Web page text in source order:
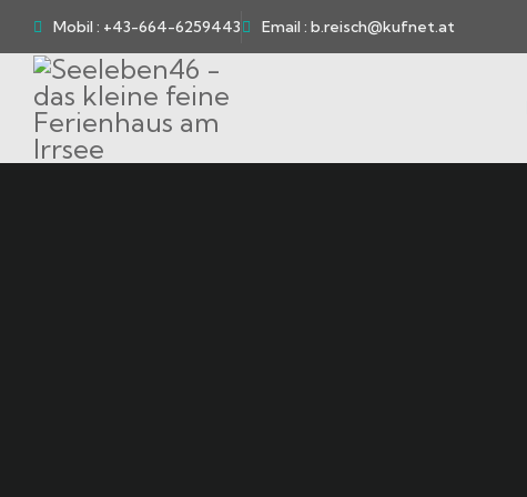
Mobil : +43-664-6259443 Email : b.reisch@kufnet.at